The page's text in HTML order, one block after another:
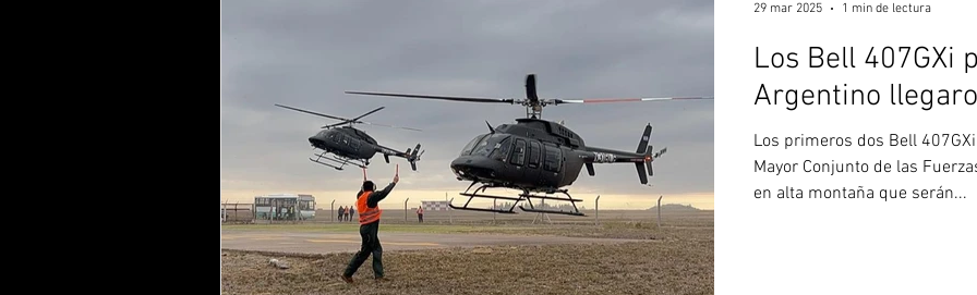
Los Bell 407GXi
Argentino
Los primeros dos Bell
Mayor Conjunto de las
en alta montaña que serán...
29 mar 2025 1 min de lectura